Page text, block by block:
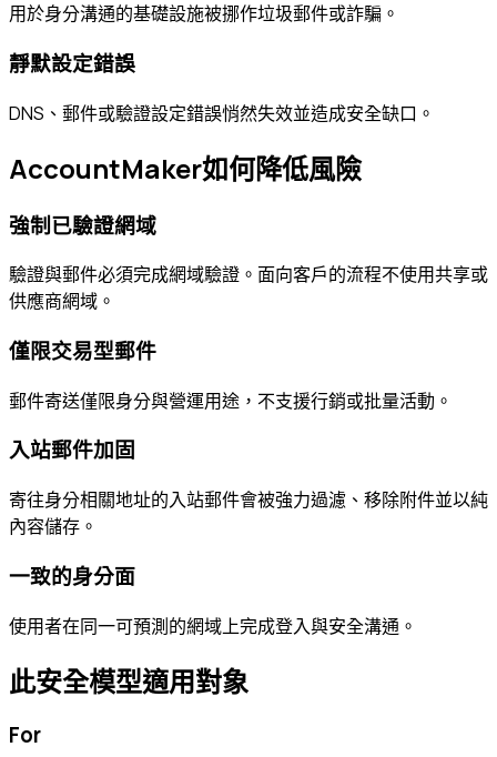
用於身分溝通的基礎設施被挪作垃圾郵件或詐騙。
靜默設定錯誤
DNS、郵件或驗證設定錯誤悄然失效並造成安全缺口。
AccountMaker如何降低風險
強制已驗證網域
驗證與郵件必須完成網域驗證。面向客戶的流程不使用共享或
供應商網域。
僅限交易型郵件
郵件寄送僅限身分與營運用途，不支援行銷或批量活動。
入站郵件加固
寄往身分相關地址的入站郵件會被強力過濾、移除附件並以純
內容儲存。
一致的身分面
使用者在同一可預測的網域上完成登入與安全溝通。
此安全模型適用對象
For